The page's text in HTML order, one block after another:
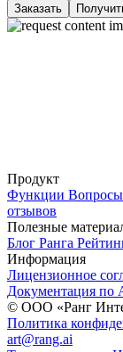
Заказать
Продукт
Функции
отзывов
Полезные
Блог Ранга
Информация
Лицензионное
Документация по
© ООО «Ранг
Политика
art@rang.ai